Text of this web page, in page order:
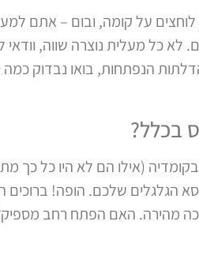
לוחצים על קומה, ובום – אתם
כל מעלית נוצרה שווה,
הנפתחות, בואו נבדוק כמה
בכלל?
(אילו הם לא היו כל כך
שלכם. הופה! ברוכים
מהירה. האם הפתח רחב